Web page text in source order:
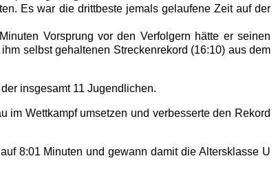
Es war die drittbeste jemals gelaufene Zeit auf der
Vorsprung vor den Verfolgern hätte er seinen
selbst gehaltenen Streckenrekord (16:10) aus dem
insgesamt 11 Jugendlichen.
im Wettkampf umsetzen und verbesserte den Rekord
8:01 Minuten und gewann damit die Altersklasse U